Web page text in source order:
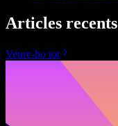
Articles recents
Veure-ho tot